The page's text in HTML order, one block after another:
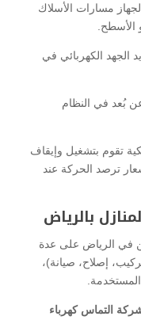
مسارات الأسلاك
الأسطح.
الجهد الكهربائي في
عن بُعد في النظام
تقوم بتشغيل وإيقاف
ترصد الحركة عند
بالرياض
في الرياض على عدة
إصلاح، صيانة)،
التماس كهرباء